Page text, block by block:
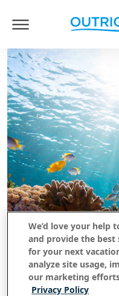
We’d love your help
and provide the best
for your next
analyze site usage,
our marketing
Privacy Policy